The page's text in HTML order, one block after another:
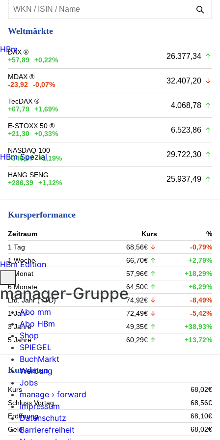
Weltmärkte
DAX ®
+57,89
+0,22% 26.377,34
MDAX ®
-23,92
-0,07% 32.407,20
TecDAX ®
+67,79
+1,69% 4.068,78
E-STOXX 50 ®
+21,30
+0,33% 6.523,86
NASDAQ 100
+348,97
+1,19% 29.722,30
HANG SENG
+286,39
+1,12% 25.937,49
Kursperformance
Zeitraum Kurs
%
1 Tag
68,56€
-0,79%
1 Woche
66,70€
+2,79%
1 Monat
57,96€
+18,29%
6 Monate
64,50€
+6,29%
Lfd. Jahr (YTD)
74,92€
-8,49%
1 Jahr
72,49€
-5,42%
3 Jahre
49,35€
+38,93%
5 Jahre
60,29€ +13,72%
Kursdaten
Kurs
68,02€
Schluss Vortag
68,56€
Eröffnung
68,10€
Geld
68,02€
HBm
HBm Spezial
HBm Edition
manager-Gruppe
Abo mm
Abo HBm
Shop
SPIEGEL
BuchMarkt
Werbung
Jobs
manage › forward
Impressum
Datenschutz
Barrierefreiheit